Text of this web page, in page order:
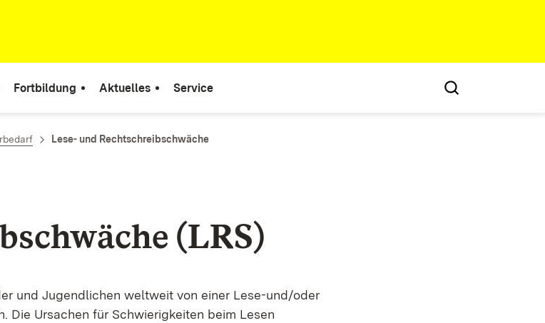
Fortbildung Aktuelles Service
Lese- und Rechtschreibschwäche
(LRS)
und Jugendlichen weltweit von einer Lese-und/oder
Die Ursachen für Schwierigkeiten beim Lesen